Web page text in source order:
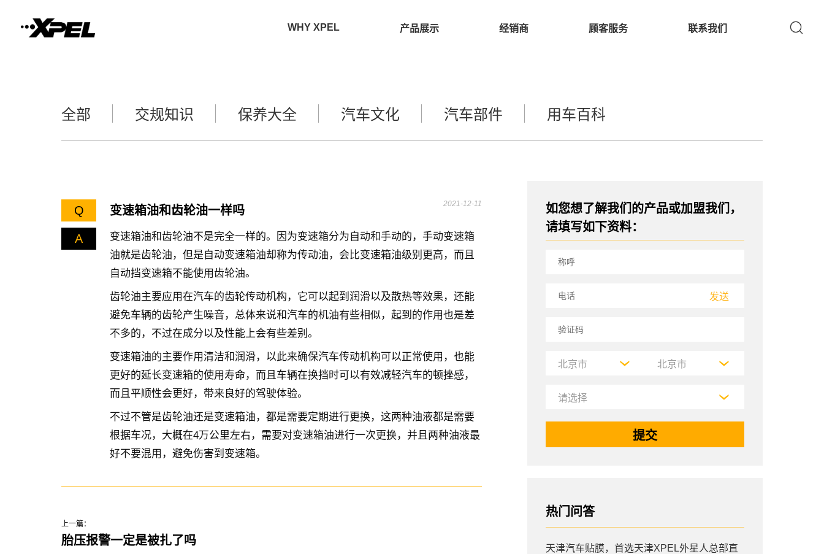
WHY XPEL 产品展示 经销商 顾客服务 联系我们
全部 交规知识 保养大全 汽车文化 汽车部件 用车百科
Q 变速箱油和齿轮油一样吗 2021-12-11
A
变速箱油和齿轮油不是完全一样的。因为变速箱分为自动和手动的，手动变速箱
油就是齿轮油，但是自动变速箱油却称为传动油，会比变速箱油级别更高，而且
自动挡变速箱不能使用齿轮油。
齿轮油主要应用在汽车的齿轮传动机构，它可以起到润滑以及散热等效果，还能
避免车辆的齿轮产生噪音，总体来说和汽车的机油有些相似，起到的作用也是差
不多的，不过在成分以及性能上会有些差别。
变速箱油的主要作用清洁和润滑，以此来确保汽车传动机构可以正常使用，也能
更好的延长变速箱的使用寿命，而且车辆在换挡时可以有效减轻汽车的顿挫感，
而且平顺性会更好，带来良好的驾驶体验。
不过不管是齿轮油还是变速箱油，都是需要定期进行更换，这两种油液都是需要
根据车况，大概在4万公里左右，需要对变速箱油进行一次更换，并且两种油液最
好不要混用，避免伤害到变速箱。
上一篇：
胎压报警一定是被扎了吗
如您想了解我们的产品或加盟我们，
请填写如下资料：
发送
热门问答
天津汽车贴膜，首选天津XPEL外星人总部直